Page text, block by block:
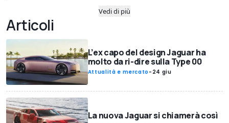
Vedi di più
Articoli
L’ex capo del design Jaguar ha
molto da ri-dire sulla Type 00
Attualità e mercato - 24 giu
La nuova Jaguar si chiamerà così